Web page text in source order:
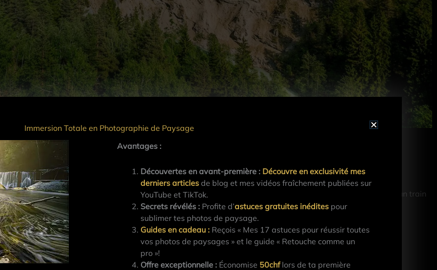
NIKON D800 · 16 mm · f/8 · 1/640s · ISO 100
les photographes dans les Grisons (Suisse). Nous avons attendu pas mal de temps pour que je puisse avoir un train
complètement la photo et ajout du dynamisme et attire l’œil. Qu’en pensez-vous?
Immersion Totale en Photographie de Paysage
Avantages :
Découvertes en avant-première : Découvre en exclusivité mes
derniers articles de blog et mes vidéos fraîchement publiées sur
YouTube et TikTok.
Secrets révélés : Profite d’astuces gratuites inédites pour
sublimer tes photos de paysage.
Guides en cadeau : Reçois « Mes 17 astuces pour réussir toutes
vos photos de paysages » et le guide « Retouche comme un
pro »!
Offre exceptionnelle : Économise 50chflors de ta première